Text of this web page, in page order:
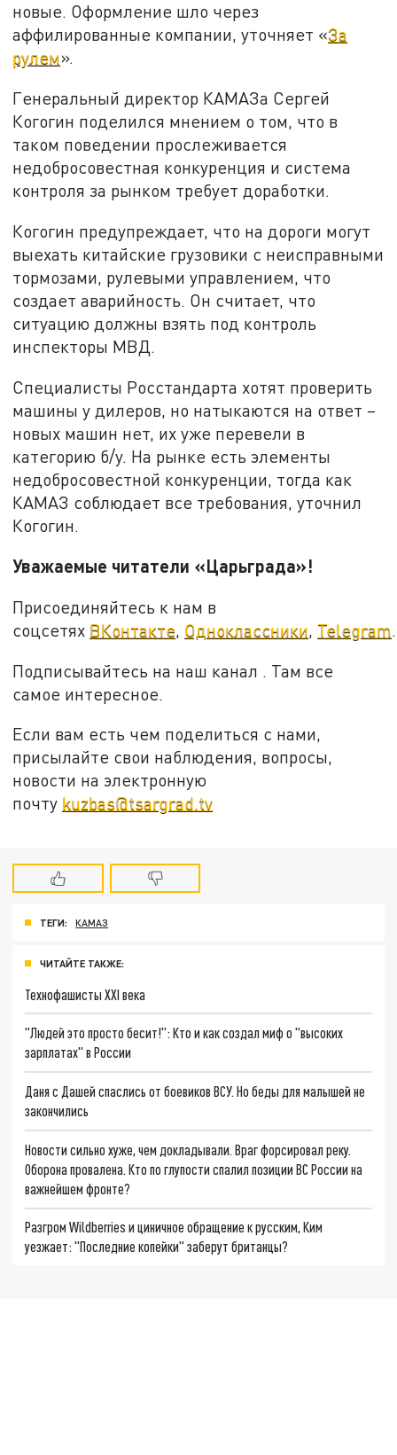
новые. Оформление шло через
аффилированные компании, уточняет «За
рулем».
Генеральный директор КАМАЗа Сергей
Когогин поделился мнением о том, что в
таком поведении прослеживается
недобросовестная конкуренция и система
контроля за рынком требует доработки.
Когогин предупреждает, что на дороги могут
выехать китайские грузовики с неисправными
тормозами, рулевыми управлением, что
создает аварийность. Он считает, что
ситуацию должны взять под контроль
инспекторы МВД.
Специалисты Росстандарта хотят проверить
машины у дилеров, но натыкаются на ответ –
новых машин нет, их уже перевели в
категорию б/у. На рынке есть элементы
недобросовестной конкуренции, тогда как
КАМАЗ соблюдает все требования, уточнил
Когогин.
Уважаемые читатели «Царьграда»!
Присоединяйтесь к нам в
соцсетях ВКонтакте, Одноклассники, Telegram.
Подписывайтесь на наш канал . Там все
самое интересное.
Если вам есть чем поделиться с нами,
присылайте свои наблюдения, вопросы,
новости на электронную
почту kuzbas@tsargrad.tv
ТЕГИ: КАМАЗ
ЧИТАЙТЕ ТАКЖЕ:
Технофашисты XXI века
"Людей это просто бесит!": Кто и как создал миф о "высоких
зарплатах" в России
Даня с Дашей спаслись от боевиков ВСУ. Но беды для малышей не
закончились
Новости сильно хуже, чем докладывали. Враг форсировал реку.
Оборона провалена. Кто по глупости спалил позиции ВС России на
важнейшем фронте?
Разгром Wildberries и циничное обращение к русским, Ким
уезжает: "Последние копейки" заберут британцы?